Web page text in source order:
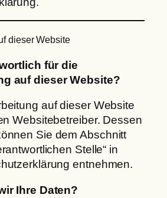
dieser Website
für die
auf dieser Website?
auf dieser Website
Websitebetreiber. Dessen
Sie dem Abschnitt
Stelle“ in
entnehmen.
Ihre Daten?